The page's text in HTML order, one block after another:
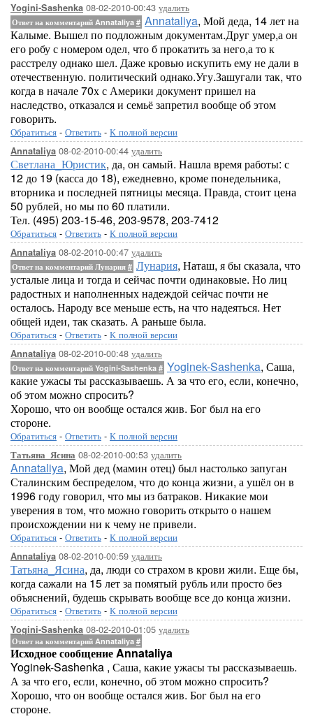
Yogini-Sashenka 08-02-2010-00:43 удалить
Ответ на комментарий Annataliya # Annataliya, Мой деда, 14 лет на
Калыме. Вышел по подложным документам.Друг умер,а он
его робу с номером одел, что б прокатить за него,а то к
расстрелу однако шел. Даже кровью искупить ему не дали в
отечественную. политический однако.Угу.Зашугали так, что
когда в начале 70х с Америки документ пришел на
наследство, отказался и семьё запретил вообще об этом
говорить.
Обратиться - Ответить - К полной версии
Annataliya 08-02-2010-00:44 удалить
Светлана_Юристик, да, он самый. Нашла время работы: с
12 до 19 (касса до 18), ежедневно, кроме понедельника,
вторника и последней пятницы месяца. Правда, стоит цена
50 рублей, но мы по 60 платили.
Тел. (495) 203-15-46, 203-9578, 203-7412
Обратиться - Ответить - К полной версии
Annataliya 08-02-2010-00:47 удалить
Ответ на комментарий Лунария # Лунария, Наташ, я бы сказала, что
усталые лица и тогда и сейчас почти одинаковые. Но лиц
радостных и наполненных надеждой сейчас почти не
осталось. Народу все меньше есть, на что надеяться. Нет
общей идеи, так сказать. А раньше была.
Обратиться - Ответить - К полной версии
Annataliya 08-02-2010-00:48 удалить
Ответ на комментарий Yogini-Sashenka # Yoginek-Sashenka, Саша,
какие ужасы ты рассказываешь. А за что его, если, конечно,
об этом можно спросить?
Хорошо, что он вообще остался жив. Бог был на его
стороне.
Обратиться - Ответить - К полной версии
Татьяна_Ясина 08-02-2010-00:53 удалить
Annataliya, Мой дед (мамин отец) был настолько запуган
Сталинским беспределом, что до конца жизни, а ушёл он в
1996 году говорил, что мы из батраков. Никакие мои
уверения в том, что можно говорить открыто о нашем
происхождении ни к чему не привели.
Обратиться - Ответить - К полной версии
Annataliya 08-02-2010-00:59 удалить
Татьяна_Ясина, да, люди со страхом в крови жили. Еще бы,
когда сажали на 15 лет за помятый рубль или просто без
объяснений, будешь скрывать вообще все до конца жизни.
Обратиться - Ответить - К полной версии
Yogini-Sashenka 08-02-2010-01:05 удалить
Ответ на комментарий Annataliya #
Исходное сообщение Annataliya
Yoginek-Sashenka , Саша, какие ужасы ты рассказываешь.
А за что его, если, конечно, об этом можно спросить?
Хорошо, что он вообще остался жив. Бог был на его
стороне.